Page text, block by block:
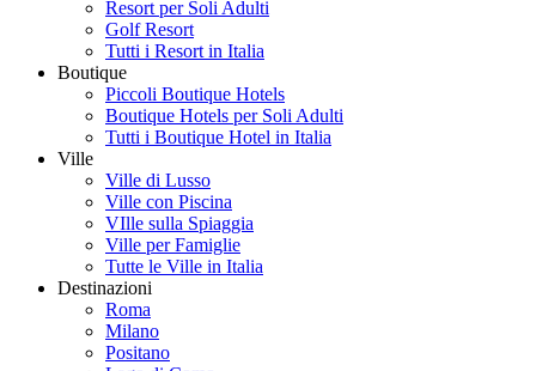
Resort per Soli Adulti
Golf Resort
Tutti i Resort in Italia
Boutique
Piccoli Boutique Hotels
Boutique Hotels per Soli Adulti
Tutti i Boutique Hotel in Italia
Ville
Ville di Lusso
Ville con Piscina
VIlle sulla Spiaggia
Ville per Famiglie
Tutte le Ville in Italia
Destinazioni
Roma
Milano
Positano